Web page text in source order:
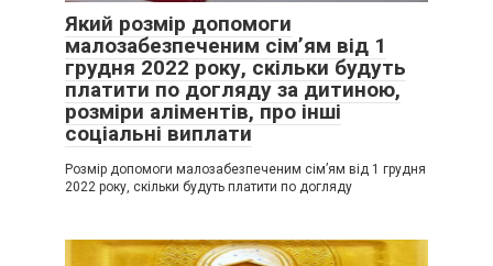
Який розмір допомоги
малозабезпеченим сім’ям від 1
грудня 2022 року, скільки будуть
платити по догляду за дитиною,
розміри аліментів, про інші
соціальні виплати
Розмір допомоги малозабезпеченим сім’ям від 1 грудня
2022 року, скільки будуть платити по догляду